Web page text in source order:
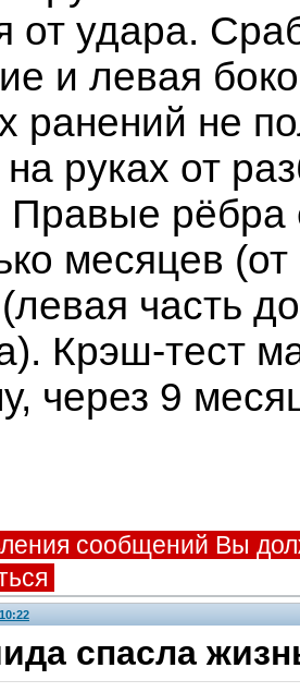
от удара.
и левая
ранений не
руках от
Правые
месяцев
часть
Крэш-тест
через 9
сообщений Вы
спасла